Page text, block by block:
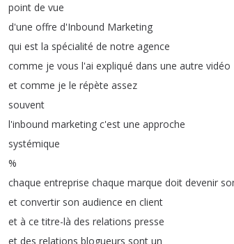
point de vue
d'une offre d'Inbound Marketing
qui est la spécialité de notre agence
comme je vous l'ai expliqué dans une autre vidéo
et comme je le répète assez
souvent
l'inbound marketing c'est une approche
systémique
%
chaque entreprise chaque marque doit devenir
et convertir son audience en client
et à ce titre-là des relations presse
et des relations blogueurs sont un